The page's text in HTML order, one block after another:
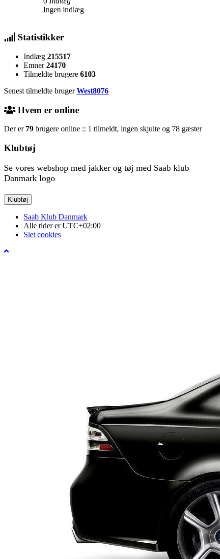
Ingen indlæg
Statistikker
Indlæg 215517
Emner24170
Tilmeldte brugere 6103
Senest tilmeldte brugerWest8076
Hvem er online
Der er 79 brugere online :: 1 tilmeldt, ingen skjulte og 78 gæster
Klubtøj
Se vores webshop med jakker og tøj med Saab klub
Danmark logo
Saab Klub Danmark
Alle tider erUTC+02:00
Slet cookies